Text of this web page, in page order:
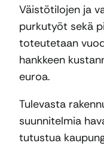
Väistötilojen ja
purkutyöt sekä
toteutetaan
hankkeen
euroa.
Tulevasta
suunnitelmia
tutustua